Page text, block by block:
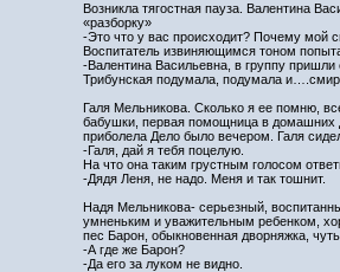
Возникла тягостная пауза. Валентина
«разборку»
-Это что у вас происходит? Почему мой
Воспитатель извиняющимся тоном
-Валентина Васильевна, в группу
Трибунская подумала, подумала
Галя Мельникова. Сколько я ее помню,
бабушки, первая помощница в домашних
приболела Дело было вечером. Галя
-Галя, дай я тебя поцелую.
На что она таким грустным голосом
-Дядя Леня, не надо. Меня и так тошнит.
Надя Мельникова- серьезный,
умненьким и уважительным ребенком,
пес Барон, обыкновенная дворняжка,
-А где же Барон?
-Да его за луком не видно.